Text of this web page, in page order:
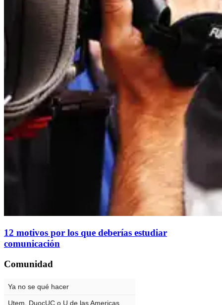
12 motivos por los que deberías estudiar
comunicación
Comunidad